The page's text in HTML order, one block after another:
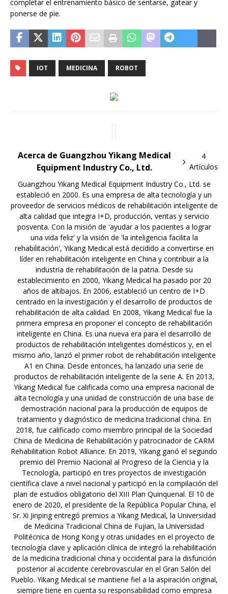
completar el entrenamiento básico de sentarse, gatear y
ponerse de pie.
IOT MEDICINA ROBOT
Acerca de Guangzhou Yikang Medical
Equipment Industry Co., Ltd.
4
Artículos
Guangzhou Yikang Medical Equipment Industry Co., Ltd. se
estableció en 2000. Es una empresa de alta tecnología y un
proveedor de servicios médicos de rehabilitación inteligente de
alta calidad que integra I+D, producción, ventas y servicio
posventa. Con la misión de 'ayudar a los pacientes a lograr
una vida feliz' y la visión de 'la inteligencia facilita la
rehabilitación', Yikang Medical está decidido a convertirse en
líder en rehabilitación inteligente en China y contribuir a la
industria de rehabilitación de la patria. Desde su
establecimiento en 2000, Yikang Medical ha pasado por 20
años de altibajos. En 2006, estableció un centro de I+D
centrado en la investigación y el desarrollo de productos de
rehabilitación de alta calidad. En 2008, Yikang Medical fue la
primera empresa en proponer el concepto de rehabilitación
inteligente en China. Es una nueva era para el desarrollo de
productos de rehabilitación inteligentes domésticos y, en el
mismo año, lanzó el primer robot de rehabilitación inteligente
A1 en China. Desde entonces, ha lanzado una serie de
productos de rehabilitación inteligente de la serie A. En 2013,
Yikang Medical fue calificada como una empresa nacional de
alta tecnología y una unidad de construcción de una base de
demostración nacional para la producción de equipos de
tratamiento y diagnóstico de medicina tradicional china. En
2018, fue calificado como miembro principal de la Sociedad
China de Medicina de Rehabilitación y patrocinador de CARM
Rehabilitation Robot Alliance. En 2019, Yikang ganó el segundo
premio del Premio Nacional al Progreso de la Ciencia y la
Tecnología, participó en tres proyectos de investigación
científica clave a nivel nacional y participó en la compilación del
plan de estudios obligatorio del XIII Plan Quinquenal. El 10 de
enero de 2020, el presidente de la República Popular China, el
Sr. Xi Jinping entregó premios a Yikang Medical, la Universidad
de Medicina Tradicional China de Fujian, la Universidad
Politécnica de Hong Kong y otras unidades en el proyecto de
tecnología clave y aplicación clínica de integró la rehabilitación
de la medicina tradicional china y occidental para la disfunción
posterior al accidente cerebrovascular en el Gran Salón del
Pueblo. Yikang Medical se mantiene fiel a la aspiración original,
siempre tiene en cuenta su responsabilidad como empresa